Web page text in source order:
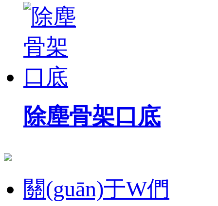
除塵骨架口底
關(guān)于W們